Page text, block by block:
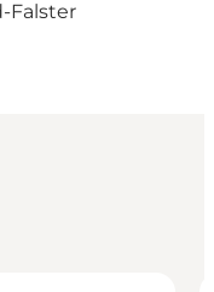
Falster